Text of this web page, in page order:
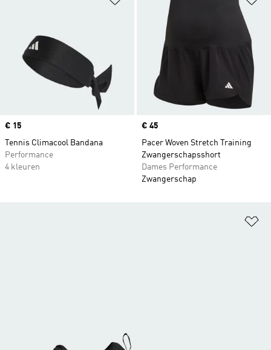
Price
€ 15
Tennis Climacool Bandana
Performance
4 kleuren
Price
€ 45
Pacer Woven Stretch Training
Zwangerschapsshort
Dames Performance
Zwangerschap